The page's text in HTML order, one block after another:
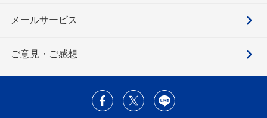
メールサービス
ご意見・ご感想